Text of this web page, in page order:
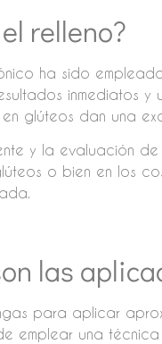
relleno?
ha sido
inmediatos
en glúteos dan una
y la evaluación
o bien en los
las
para aplicar
emplear una